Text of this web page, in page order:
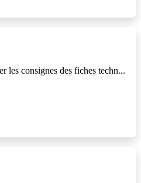
les consignes des fiches techn...